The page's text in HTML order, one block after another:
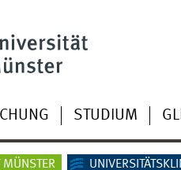
STUDIUM
MÜNSTER